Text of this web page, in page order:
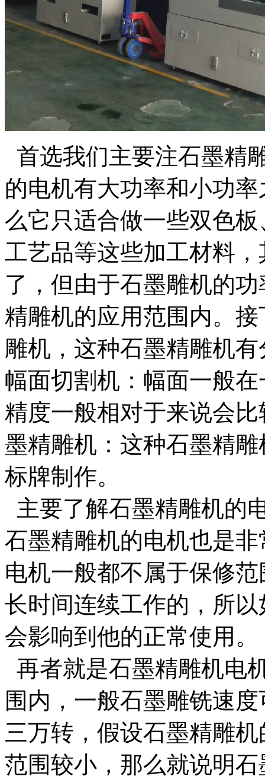
首选我们主要注石墨精
的电机有大功率和小功
么它只适合做一些双色
工艺品等这些加工材料
了，但由于石墨雕机的
精雕机的应用范围内。
雕机，这种石墨精雕机
幅面切割机：幅面一般
精度一般相对于来说会
墨精雕机：这种石墨精
标牌制作。
主要了解石墨精雕机的
石墨精雕机的电机也是
电机一般都不属于保修
长时间连续工作的，所
会影响到他的正常使用。
再者就是石墨精雕机电
围内，一般石墨雕铣速
三万转，假设石墨精雕
范围较小，那么就说明